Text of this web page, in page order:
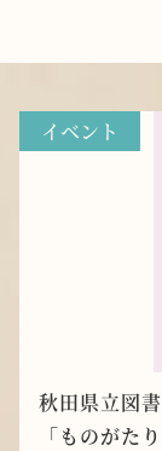
イベント
秋田県立図
「ものがた